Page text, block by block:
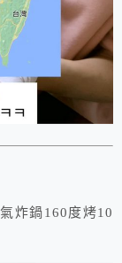
炸鍋160度烤10